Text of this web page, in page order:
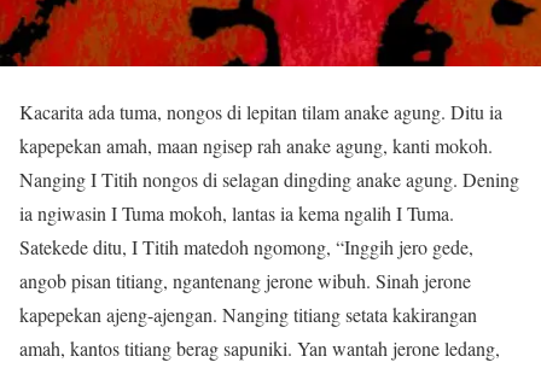
Kacarita ada tuma, nongos di lepitan tilam anake agung. Ditu ia
kapepekan amah, maan ngisep rah anake agung, kanti mokoh.
Nanging I Titih nongos di selagan dingding anake agung. Dening
ia ngiwasin I Tuma mokoh, lantas ia kema ngalih I Tuma.
Satekede ditu, I Titih matedoh ngomong, “Inggih jero gede,
angob pisan titiang, ngantenang jerone wibuh. Sinah jerone
kapepekan ajeng-ajengan. Nanging titiang setata kakirangan
amah, kantos titiang berag sapuniki. Yan wantah jerone ledang,